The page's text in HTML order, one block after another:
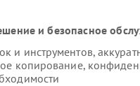
и безопасное
инструментов,
копирование,